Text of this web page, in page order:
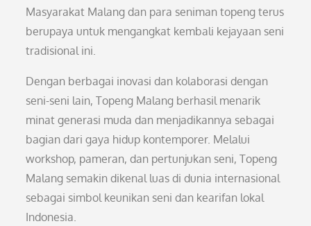
Masyarakat Malang dan para seniman topeng terus
berupaya untuk mengangkat kembali kejayaan seni
tradisional ini.
Dengan berbagai inovasi dan kolaborasi dengan
seni-seni lain, Topeng Malang berhasil menarik
minat generasi muda dan menjadikannya sebagai
bagian dari gaya hidup kontemporer. Melalui
workshop, pameran, dan pertunjukan seni, Topeng
Malang semakin dikenal luas di dunia internasional
sebagai simbol keunikan seni dan kearifan lokal
Indonesia.